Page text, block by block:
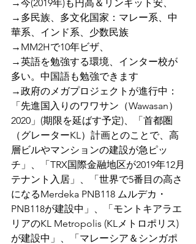
→今(2019年)も円高＆リンギット安、
→多民族、多文化国家：マレー系、中
華系、インド系、少数民族
→MM2Hで10年ビザ、
→英語を勉強する環境、インター校が
多い。中国語も勉強できます
→政府のメガプロジェクトが進行中：
「先進国入りのワワサン（Wawasan）
2020」(期限を延ばす予定)、「首都圏
（グレーターKL）計画とのことで、高
層ビルやマンションの建設が急ピッ
チ」、「TRX国際金融地区が2019年12月
テナント入居」、「世界で5番目の高さ
になるMerdeka PNB118 ムルデカ・
PNB118が建設中」、「モントキアラエ
リアのKL Metropolis (KLメトロポリス)
が建設中」、「マレーシア＆シンガポ